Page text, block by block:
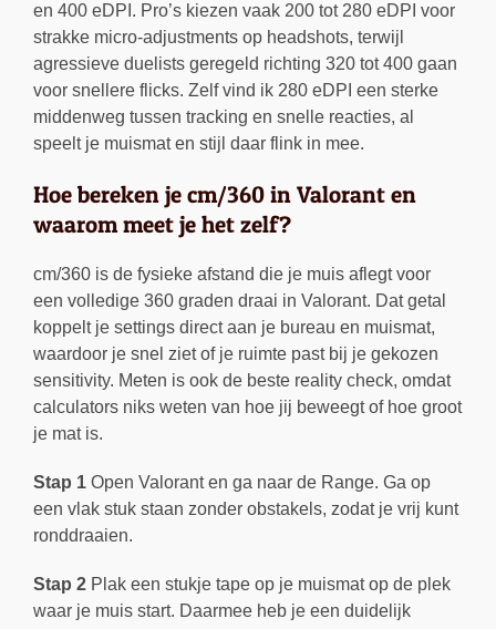
en 400 eDPI. Pro’s kiezen vaak 200 tot 280 eDPI voor
strakke micro-adjustments op headshots, terwijl
agressieve duelists geregeld richting 320 tot 400 gaan
voor snellere flicks. Zelf vind ik 280 eDPI een sterke
middenweg tussen tracking en snelle reacties, al
speelt je muismat en stijl daar flink in mee.
Hoe bereken je cm/360 in Valorant en
waarom meet je het zelf?
cm/360 is de fysieke afstand die je muis aflegt voor
een volledige 360 graden draai in Valorant. Dat getal
koppelt je settings direct aan je bureau en muismat,
waardoor je snel ziet of je ruimte past bij je gekozen
sensitivity. Meten is ook de beste reality check, omdat
calculators niks weten van hoe jij beweegt of hoe groot
je mat is.
Stap 1 Open Valorant en ga naar de Range. Ga op
een vlak stuk staan zonder obstakels, zodat je vrij kunt
ronddraaien.
Stap 2 Plak een stukje tape op je muismat op de plek
waar je muis start. Daarmee heb je een duidelijk